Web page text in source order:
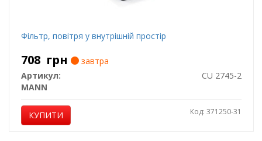
Фільтр, повітря у внутрішній простір
708 грн
завтра
Артикул:
CU 2745-2
MANN
КУПИТИ Код: 371250-31